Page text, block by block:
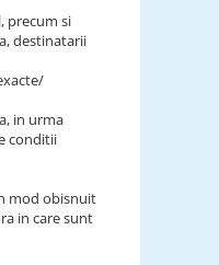
precum si
destinatarii
in urma
conditii
mod obisnuit
in care sunt